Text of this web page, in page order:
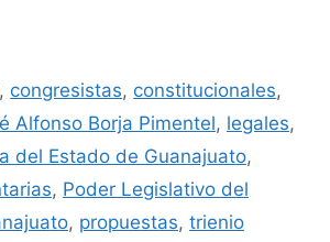
, congresistas, constitucionales,
Alfonso Borja Pimentel, legales,
del Estado de Guanajuato,
, Poder Legislativo del
, propuestas, trienio